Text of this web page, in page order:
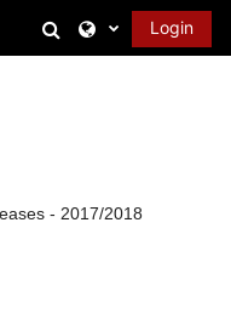
Attiva/disattiva
Login
- 2017/2018